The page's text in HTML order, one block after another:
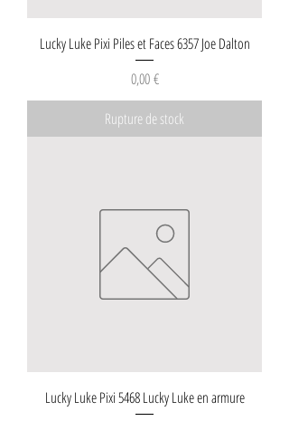
Lucky Luke Pixi Piles et Faces 6357 Joe Dalton
Prix
0,00 €
Rupture de stock
Lucky Luke Pixi 5468 Lucky Luke en armure